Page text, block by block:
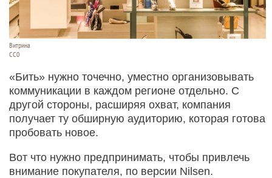
Витрина
СС0
«Бить» нужно точечно, уместно организовывать
коммуникации в каждом регионе отдельно. С
другой стороны, расширяя охват, компания
получает ту обширную аудиторию, которая готова
пробовать новое.
Вот что нужно предпринимать, чтобы привлечь
внимание покупателя, по версии Nilsen.